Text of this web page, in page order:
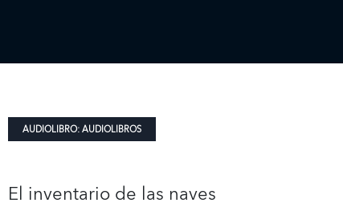
AUDIOLIBRO:AUDIOLIBROS
El inventario de las naves